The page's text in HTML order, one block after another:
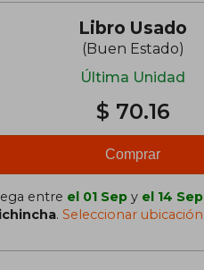
Libro Usado
(Buen Estado)
Última Unidad
$ 70.16
Comprar
entre el 01 Sep y el 14 Sep
. Seleccionar ubicación